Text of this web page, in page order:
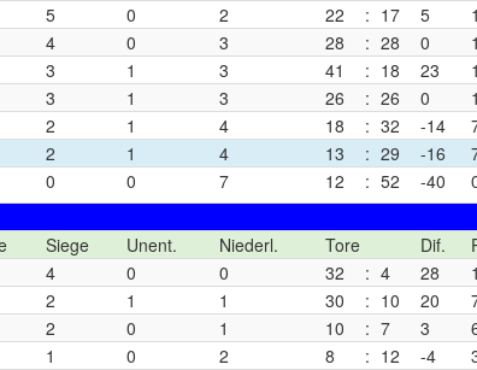
5 0 2 22 : 17 5
4 0 3 28 : 28 0
3 1 3 41 : 18 23
3 1 3 26 : 26 0
2 1 4 18 : 32 -14
2 1 4 13 : 29 -16
0 0 7 12 : 52 -40
Siege Unent. Niederl. Tore Dif.
4 0 0 32 : 4 28
2 1 1 30 : 10 20
2 0 1 10 : 7 3
1 0 2 8 : 12 -4